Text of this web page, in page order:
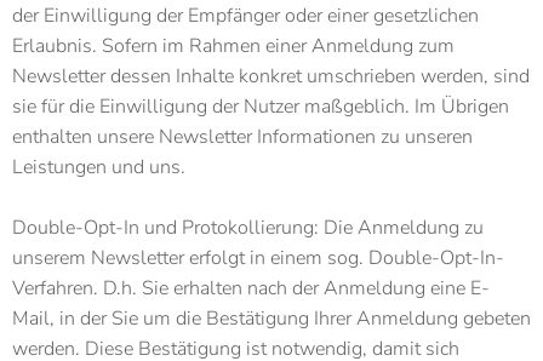
der Einwilligung der Empfänger oder einer gesetzlichen
Erlaubnis. Sofern im Rahmen einer Anmeldung zum
Newsletter dessen Inhalte konkret umschrieben werden, sind
sie für die Einwilligung der Nutzer maßgeblich. Im Übrigen
enthalten unsere Newsletter Informationen zu unseren
Leistungen und uns.
Double-Opt-In und Protokollierung: Die Anmeldung zu
unserem Newsletter erfolgt in einem sog. Double-Opt-In-
Verfahren. D.h. Sie erhalten nach der Anmeldung eine E-
Mail, in der Sie um die Bestätigung Ihrer Anmeldung gebeten
werden. Diese Bestätigung ist notwendig, damit sich